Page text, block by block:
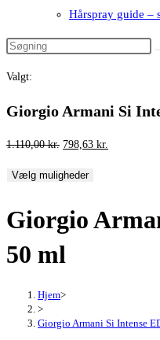
Hårspray guide –
Valgt:
Giorgio Armani Si
1.110,00kr. Den
pris
1.110,00 kr..
798,63 kr.
798,63 kr..
Vælg muligheder
Giorgio
50 ml
Hjem>
>
Giorgio Armani Si Intense